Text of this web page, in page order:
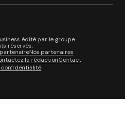
édité par le groupe
réservés.
Nos partenaires
la rédactionContact